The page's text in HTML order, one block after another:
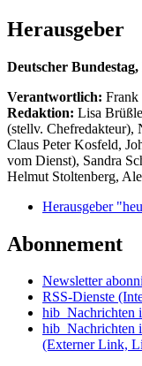
Herausgeber
Deutscher
Verantwortlich: Frank
Redaktion: Lisa
(stellv. Chefredakteur),
Claus Peter Kosfeld,
vom Dienst), Sandra
Helmut Stoltenberg,
Herausgeber
Abonnement
Newsletter
RSS-Dienste
hib_Nachrichten
hib_Nachrichten
(Externer Link,